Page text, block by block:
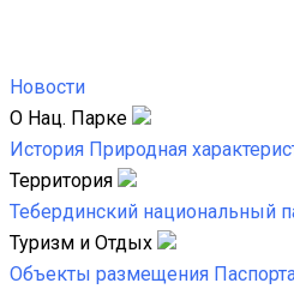
Новости
О Нац. Парке
История Природная
Территория
Тебердинский национальный
Туризм и Отдых
Объекты размещения